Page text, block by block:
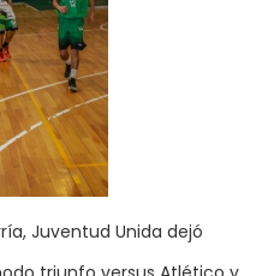
Juventud Unida dejó